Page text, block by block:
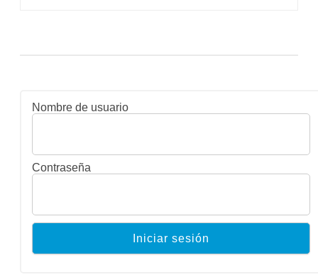
Nombre de usuario
Contraseña